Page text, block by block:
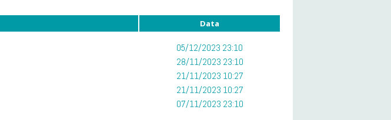
Data
05/12/2023 23:10
28/11/2023 23:10
21/11/2023 10:27
21/11/2023 10:27
07/11/2023 23:10